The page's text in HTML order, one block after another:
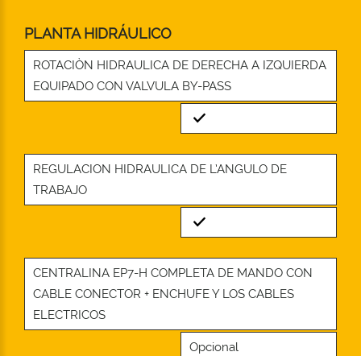
PLANTA HIDRÁULICO
ROTACIÒN HIDRAULICA DE DERECHA A IZQUIERDA
EQUIPADO CON VALVULA BY-PASS
Standard
REGULACION HIDRAULICA DE L’ANGULO DE
TRABAJO
Standard
CENTRALINA EP7-H COMPLETA DE MANDO CON
CABLE CONECTOR + ENCHUFE Y LOS CABLES
ELECTRICOS
Opcional